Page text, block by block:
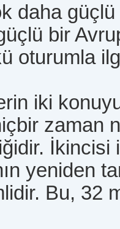
daha
bir
oturumla
iki
zaman
yeniden
Bu, 32